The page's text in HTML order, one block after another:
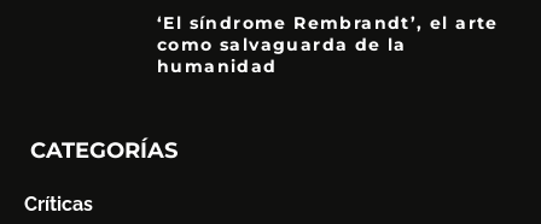
‘El síndrome Rembrandt’, el arte
como salvaguarda de la
humanidad
CATEGORÍAS
Críticas